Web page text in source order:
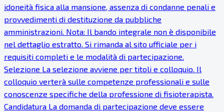
idoneità fisica alla mansione, assenza di condanne penali e
provvedimenti di destituzione da pubbliche
amministrazioni. Nota: Il bando integrale non è disponibile
nel dettaglio estratto. Si rimanda al sito ufficiale per i
requisiti completi e le modalità di partecipazione.
Selezione La selezione avviene per titoli e colloquio. Il
colloquio verterà sulle competenze professionali e sulle
conoscenze specifiche della professione di fisioterapista.
Candidatura La domanda di partecipazione deve essere